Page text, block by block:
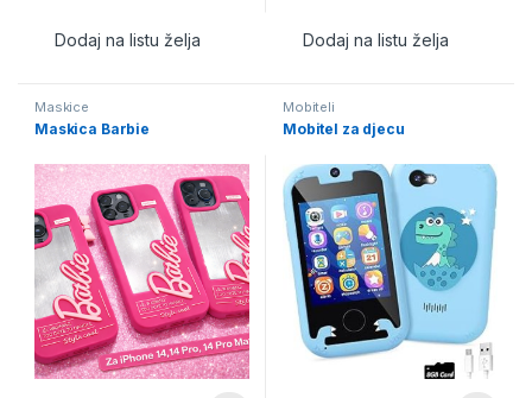
Dodaj na listu želja Dodaj na listu želja
Maskice
Maskica Barbie
Mobiteli
Mobitel za djecu